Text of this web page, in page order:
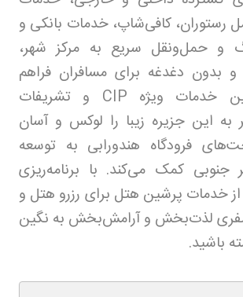
رستوران، کافی‌شاپ، خدمات بانکی و
و حمل‌ونقل سریع به مرکز شهر،
بدون دغدغه برای مسافران فراهم
خدمات ویژه CIP و تشریفات
این جزیره زیبا را لوکس و آسان
فرودگاه هندورابی به توسعه
جنوبی کمک می‌کند. با برنامه‌ریزی
خدمات پرشین هتل برای رزرو هتل و
سفری لذت‌بخش و آرامش‌بخش به نگین
باشید.